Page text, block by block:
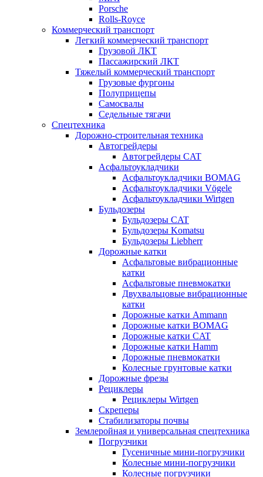
Porsche
Rolls-Royce
Коммерческий транспорт
Легкий коммерческий транспорт
Грузовой ЛКТ
Пассажирский ЛКТ
Тяжелый коммерческий транспорт
Грузовые фургоны
Полуприцепы
Самосвалы
Седельные тягачи
Спецтехника
Дорожно-строительная техника
Автогрейдеры
Автогрейдеры CAT
Асфальтоукладчики
Асфальтоукладчики BOMAG
Асфальтоукладчики Vögele
Асфальтоукладчики Wirtgen
Бульдозеры
Бульдозеры CAT
Бульдозеры Komatsu
Бульдозеры Liebherr
Дорожные катки
Асфальтовые вибрационные
катки
Асфальтовые пневмокатки
Двухвальцовые вибрационные
катки
Дорожные катки Ammann
Дорожные катки BOMAG
Дорожные катки CAT
Дорожные катки Hamm
Дорожные пневмокатки
Колесные грунтовые катки
Дорожные фрезы
Рециклеры
Рециклеры Wirtgen
Скреперы
Стабилизаторы почвы
Землеройная и универсальная спецтехника
Погрузчики
Гусеничные мини-погрузчики
Колесные мини-погрузчики
Колесные погрузчики